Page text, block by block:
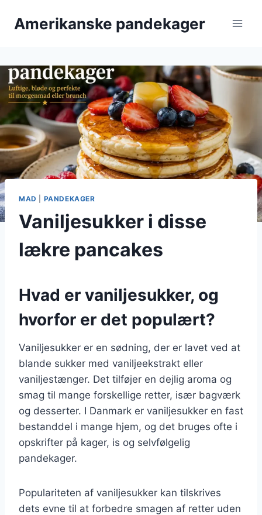
Amerikanske pandekager
MAD PANDEKAGER
Vaniljesukker i disse
lækre pancakes
Hvad er vaniljesukker, og
hvorfor er det populært?
Vaniljesukker er en sødning, der er lavet ved at
blande sukker med vaniljeekstrakt eller
vaniljestænger. Det tilføjer en dejlig aroma og
smag til mange forskellige retter, især bagværk
og desserter. I Danmark er vaniljesukker en fast
bestanddel i mange hjem, og det bruges ofte i
opskrifter på kager, is og selvfølgelig
pandekager.
Populariteten af vaniljesukker kan tilskrives
dets evne til at forbedre smagen af retter uden